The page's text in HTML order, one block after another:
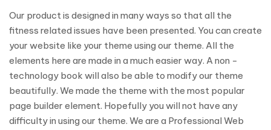
Our product is designed in many ways so that all the
fitness related issues have been presented. You can create
your website like your theme using our theme. All the
elements here are made in a much easier way. A non -
technology book will also be able to modify our theme
beautifully. We made the theme with the most popular
page builder element. Hopefully you will not have any
difficulty in using our theme. We are a Professional Web